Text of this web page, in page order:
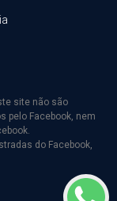
site não são
pelo Facebook, nem
do Facebook,